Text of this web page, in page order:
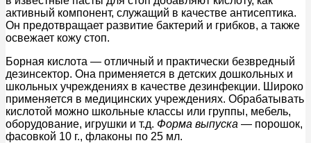
активный компонент, служащий в качестве антисептика.
Он предотвращает развитие бактерий и грибков, а также
освежает кожу стоп.
Борная кислота — отличный и практически безвредный
дезинсектор. Она применяется в детских дошкольных и
школьных учреждениях в качестве дезинфекции. Широко
применяется в медицинских учреждениях. Обрабатывать
кислотой можно школьные классы или группы, мебель,
оборудование, игрушки и т.д. Форма выпуска — порошок,
фасовкой 10 г., флаконы по 25 мл.